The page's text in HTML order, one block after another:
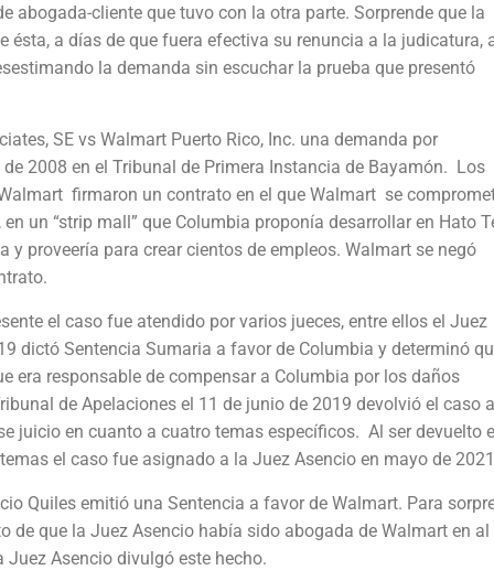
abogada-cliente que tuvo con la otra parte. Sorprende que la
a días de que fuera efectiva su renuncia a la judicatura,
la demanda sin escuchar la prueba que presentó
SE vs Walmart Puerto Rico, Inc. una demanda por
2008 en el Tribunal de Primera Instancia de Bayamón. Los
firmaron un contrato en el que Walmart se
un “strip mall” que Columbia proponía desarrollar en Hato
proveería para crear cientos de empleos. Walmart se negó
el caso fue atendido por varios jueces, entre ellos el Juez
dictó Sentencia Sumaria a favor de Columbia y determinó
era responsable de compensar a Columbia por los daños
de Apelaciones el 11 de junio de 2019 devolvió el caso
juicio en cuanto a cuatro temas específicos. Al ser devuelto
el caso fue asignado a la Juez Asencio en mayo de
Quiles emitió una Sentencia a favor de Walmart. Para
que la Juez Asencio había sido abogada de Walmart en al
Asencio divulgó este hecho.